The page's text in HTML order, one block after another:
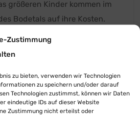
Zustimmung
zu bieten, verwenden wir Technologien
zu speichern und/oder darauf
Technologien zustimmst, können wir Daten
eindeutige IDs auf dieser Website
Zustimmung nicht erteilst oder
größeren Kinder kommen im
Bodetals auf ihre Kosten.
Rosstrappe unternehmen und
in das Bodetal genießen.
ist dort eine Fahrt mit der